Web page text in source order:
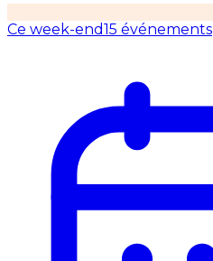
Ce week-end15 événements